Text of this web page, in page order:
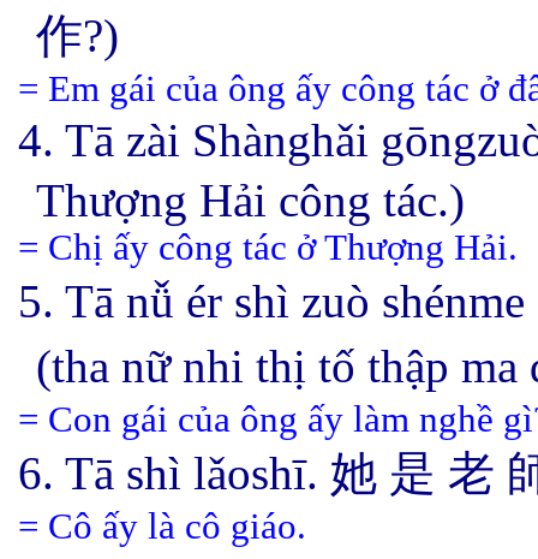
作?)
= Em gái của ông ấy công tác ở
4. Tā zài Shànghǎi
Thượng Hải công tác.)
= Chị ấy công tác ở Thượng Hải.
5. Tā nǚ ér shì zuò
(tha nữ nhi thị tố thập
= Con gái của ông ấy làm nghề
6. Tā shì lǎoshī. 她 是 老
= Cô ấy là cô giáo.